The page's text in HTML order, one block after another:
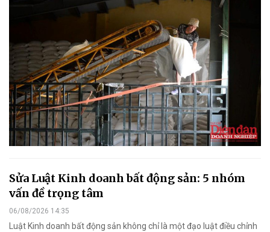
Sửa Luật Kinh doanh bất động sản: 5 nhóm
vấn đề trọng tâm
06/08/2026 14:35
Luật Kinh doanh bất động sản không chỉ là một đạo luật điều chỉnh